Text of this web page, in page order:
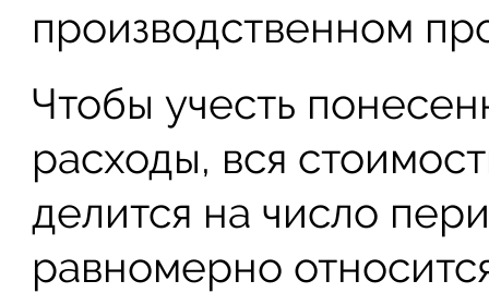
производственном
Чтобы учесть
расходы, вся
делится на число
равномерно